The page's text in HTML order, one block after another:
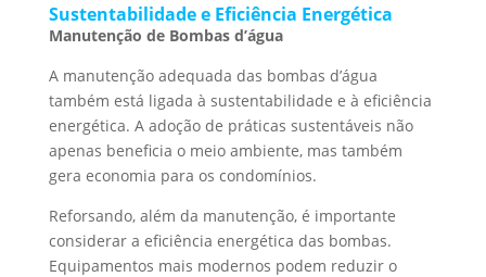
Sustentabilidade e Eficiência Energética
Manutenção de Bombas d’água
A manutenção adequada das bombas d’água
também está ligada à sustentabilidade e à eficiência
energética. A adoção de práticas sustentáveis não
apenas beneficia o meio ambiente, mas também
gera economia para os condomínios.
Reforsando, além da manutenção, é importante
considerar a eficiência energética das bombas.
Equipamentos mais modernos podem reduzir o